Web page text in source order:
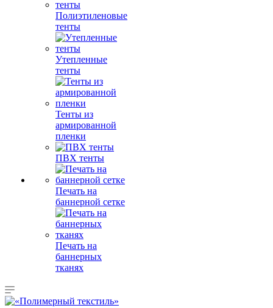
Полиэтиленовые
тенты
Утепленные
тенты
Тенты из
армированной
пленки
ПВХ тенты
Печать на
баннерной сетке
Печать на
баннерных
тканях